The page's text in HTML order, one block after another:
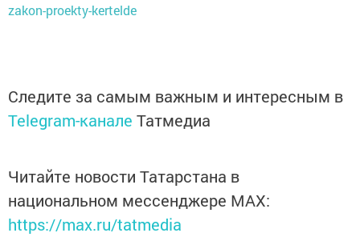
zakon-proekty-kertelde
Следите за самым важным и интересным в
Telegram-канале Татмедиа
Читайте новости Татарстана в
национальном мессенджере MАХ:
https://max.ru/tatmedia